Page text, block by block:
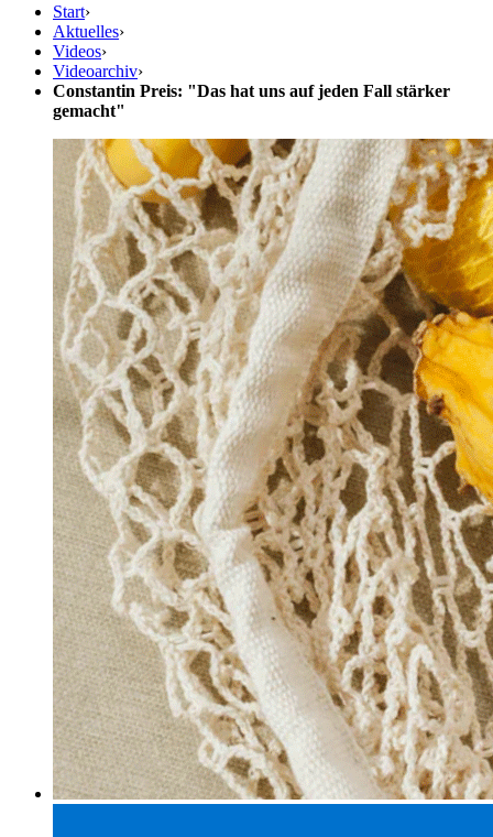
Start›
Aktuelles›
Videos›
Videoarchiv›
Constantin Preis: "Das hat uns auf jeden Fall stärker
gemacht"